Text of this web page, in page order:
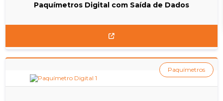
Paquímetros Digital com Saída de Dados
Paquímetros